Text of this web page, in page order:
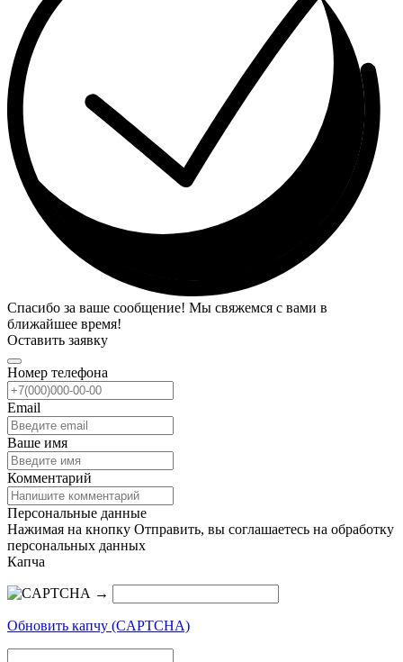
Спасибо за ваше сообщение! Мы свяжемся с вами в
ближайшее время!
Оставить заявку
Номер телефона
Email
Ваше имя
Комментарий
Персональные данные
Нажимая на кнопку Отправить, вы соглашаетесь на обработку
персональных данных
Капча
→
Обновить капчу (CAPTCHA)